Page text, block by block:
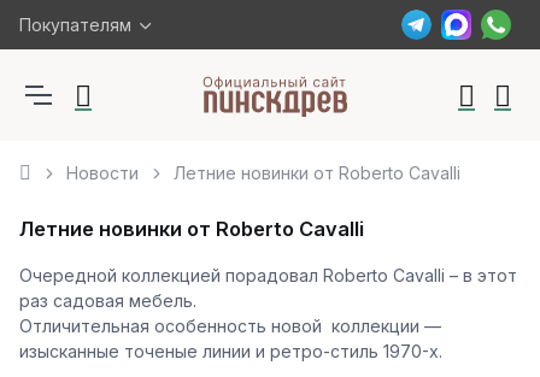
Покупателям
Новости Летние новинки от Roberto Cavalli
Летние новинки от Roberto Cavalli
Очередной коллекцией порадовал Roberto Cavalli – в этот
раз садовая мебель.
Отличительная особенность новой коллекции —
изысканные точеные линии и ретро-стиль 1970-х.